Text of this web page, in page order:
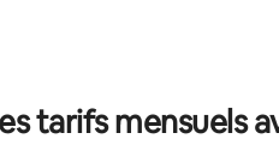
tarifs mensuels